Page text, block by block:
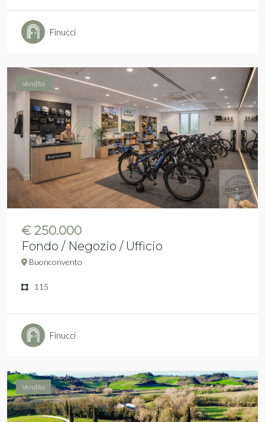
Finucci
Vendita
€ 250.000
Fondo / Negozio / Ufficio
Buonconvento
115
Finucci
Vendita